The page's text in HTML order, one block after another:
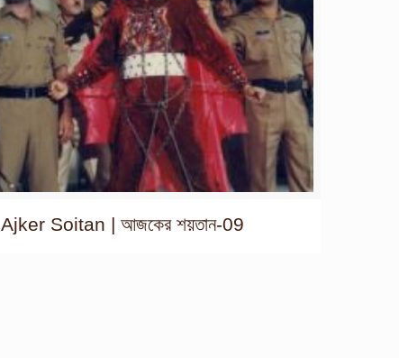
Ajker Soitan | আজকের শয়তান-09